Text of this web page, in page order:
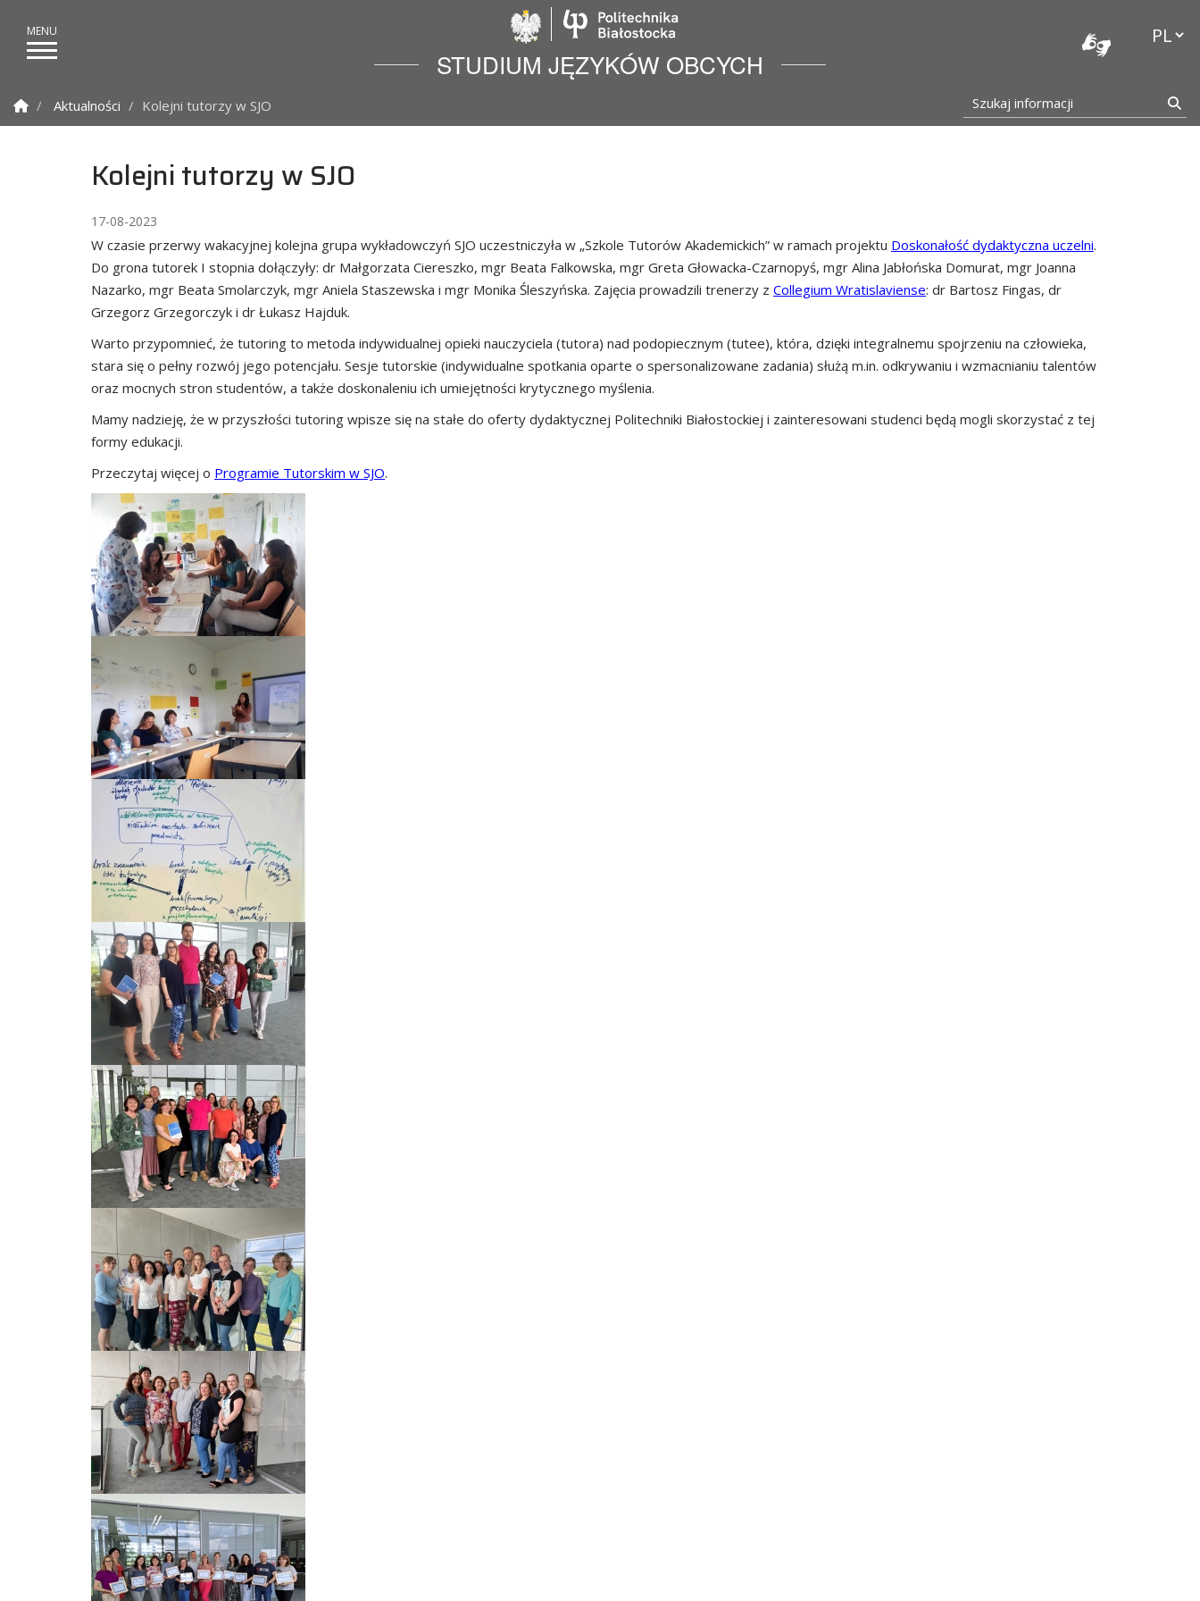
STUDIUM JĘZYKÓW OBCYCH
Strona Główna
Aktualności Kolejni tutorzy w SJO Szukaj informacji
Kolejni tutorzy w SJO
17-08-2023
W czasie przerwy wakacyjnej kolejna grupa wykładowczyń SJO uczestniczyła w „Szkole Tutorów Akademickich” w ramach projektu Doskonałość dydaktyczna uczelni.
Do grona tutorek I stopnia dołączyły: dr Małgorzata Ciereszko, mgr Beata Falkowska, mgr Greta Głowacka-Czarnopyś, mgr Alina Jabłońska Domurat, mgr Joanna
Nazarko, mgr Beata Smolarczyk, mgr Aniela Staszewska i mgr Monika Śleszyńska. Zajęcia prowadzili trenerzy z Collegium Wratislaviense: dr Bartosz Fingas, dr
Grzegorz Grzegorczyk i dr Łukasz Hajduk.
Warto przypomnieć, że tutoring to metoda indywidualnej opieki nauczyciela (tutora) nad podopiecznym (tutee), która, dzięki integralnemu spojrzeniu na człowieka,
stara się o pełny rozwój jego potencjału. Sesje tutorskie (indywidualne spotkania oparte o spersonalizowane zadania) służą m.in. odkrywaniu i wzmacnianiu talentów
oraz mocnych stron studentów, a także doskonaleniu ich umiejętności krytycznego myślenia.
Mamy nadzieję, że w przyszłości tutoring wpisze się na stałe do oferty dydaktycznej Politechniki Białostockiej i zainteresowani studenci będą mogli skorzystać z tej
formy edukacji.
Przeczytaj więcej o Programie Tutorskim w SJO.